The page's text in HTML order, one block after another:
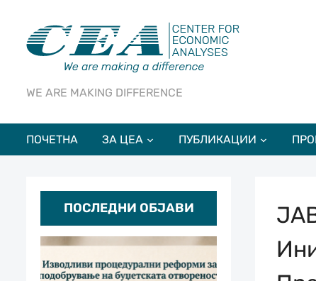
WE ARE MAKING DIFFERENCE
ПОЧЕТНА ЗА ЦЕА ПУБЛИКАЦИИ
ПОСЛЕДНИ ОБЈАВИ